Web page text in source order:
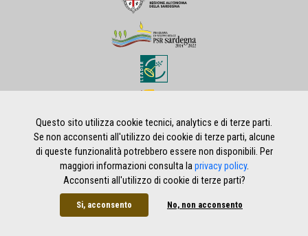
Privacy policy | Note legali | Credits
Questo sito utilizza cookie tecnici, analytics e di terze parti.
Se non acconsenti all'utilizzo dei cookie di terze parti, alcune
di queste funzionalità potrebbero essere non disponibili. Per
maggiori informazioni consulta la privacy policy.
Acconsenti all'utilizzo di cookie di terze parti?
Si, acconsento No, non acconsento